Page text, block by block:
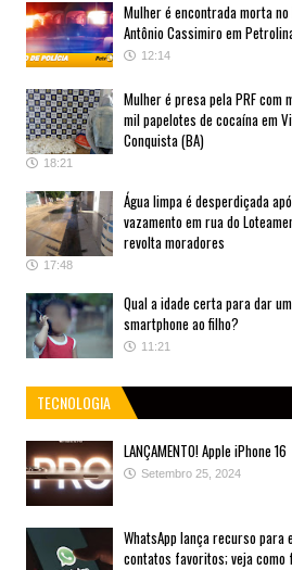
Mulher é encontrada morta
Antônio Cassimiro em
12:14
Mulher é presa pela PRF com
mil papelotes de cocaína em
Conquista (BA)
18:21
Água limpa é desperdiçada
vazamento em rua do
revolta moradores
17:48
Qual a idade certa para dar um
smartphone ao filho?
11:21
TECNOLOGIA
LANÇAMENTO! Apple iPhone 16
Setembro 25, 2024
WhatsApp lança recurso para
contatos favoritos; veja como